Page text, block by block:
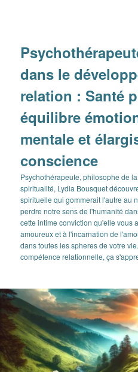
dans le
relation : Santé
équilibre
mentale et
conscience
Psychothérapeute, philosophe de
spiritualité, Lydia Bousquet
spirituelle qui gommerait l'autre au
perdre notre sens de l'humanité
cette intime conviction qu'elle vous
amoureux et à l'incarnation de
dans toutes les spheres de votre
compétence relationnelle, ça